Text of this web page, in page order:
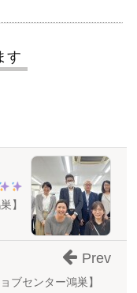
す
】
ブセンター鴻巣】
Prev